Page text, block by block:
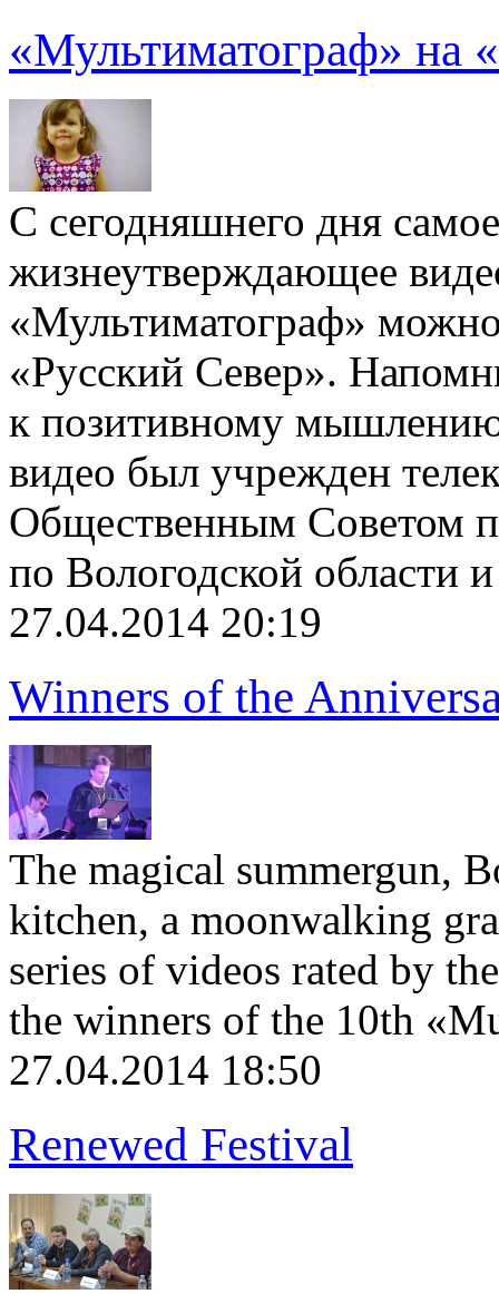
«Мультиматограф» на
С сегодняшнего дня
жизнеутверждающее
«Мультиматограф»
«Русский Север».
к позитивному
видео был учрежден
Общественным Советом
по Вологодской области
27.04.2014 20:19
Winners of the
The magical summergun,
kitchen, a moonwalking
series of videos rated by
the winners of the 10th
27.04.2014 18:50
Renewed Festival